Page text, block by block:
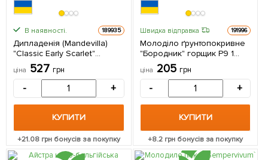
В наявності. 189935
Дипладенія (Mandevilla)
"Classic Early Scarlet"
(квітуча ліана) 1 саджанець
в упаковці
ціна 527 грн
- +
КУПИТИ
+21.08грн бонусів за покупку
Швидка відправка 191996
Молоділо ґрунтопокривне
"Бородник" горщик Р9 1
саджанець в упаковці
ціна 205 грн
- +
КУПИТИ
+8.2грн бонусів за покупку